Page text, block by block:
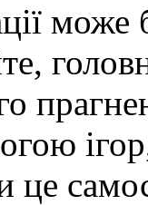
може
це